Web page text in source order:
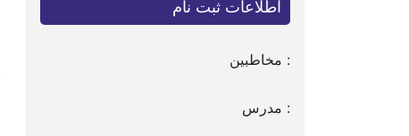
اطلاعات ثبت نام
مخاطبین :
مدرس :